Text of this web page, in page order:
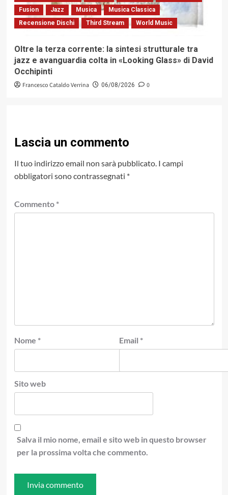
Fusion Jazz Musica
Musica Classica
Recensione Dischi
Third Stream World Music
Oltre la terza corrente: la sintesi strutturale tra
jazz e avanguardia colta in «Looking Glass» di David
Occhipinti
Francesco Cataldo Verrina 06/08/2026 0
Lascia un commento
Il tuo indirizzo email non sarà pubblicato. I campi
obbligatori sono contrassegnati *
Commento *
Nome * Email *
Sito web
Salva il mio nome, email e sito web in questo browser
per la prossima volta che commento.